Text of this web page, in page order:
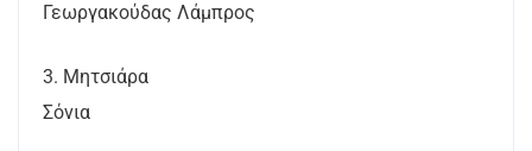
Γεωργακούδας Λάμπρος
3. Μητσιάρα
Σόνια